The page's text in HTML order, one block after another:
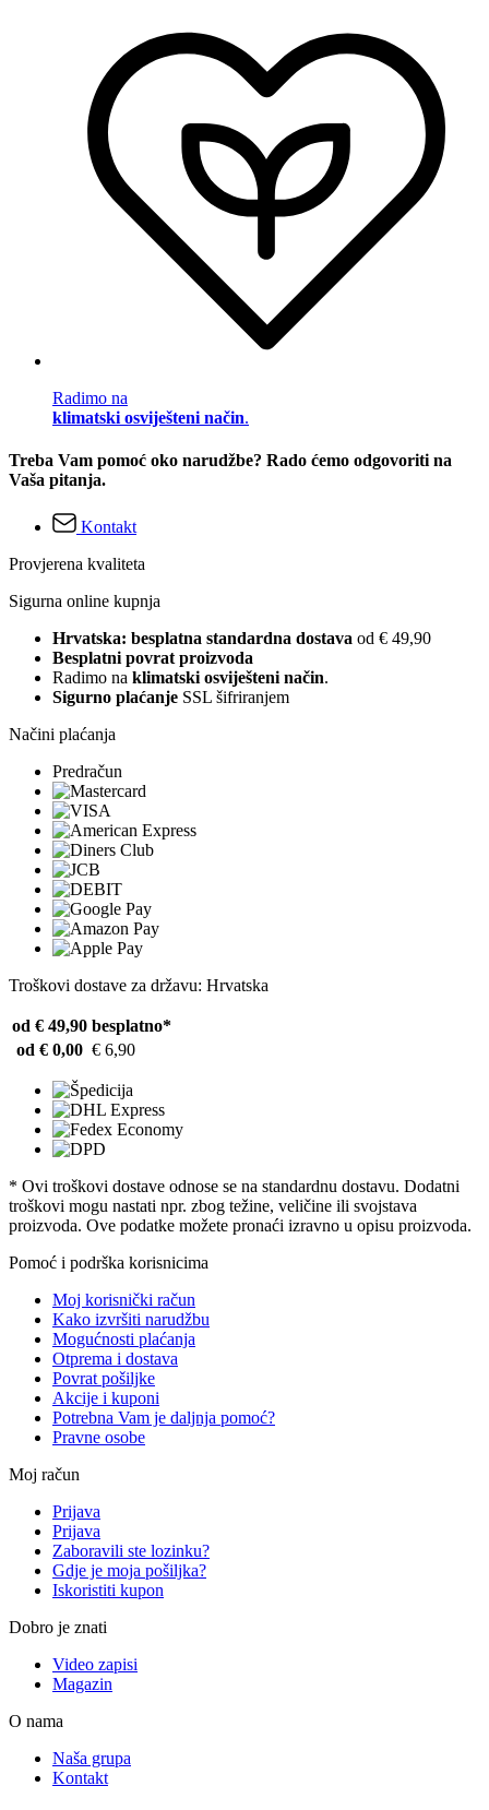
Radimo na
klimatski osviješteni način.
Treba Vam pomoć oko narudžbe? Rado ćemo odgovoriti na
Vaša pitanja.
Kontakt
Provjerena kvaliteta
Sigurna online kupnja
Hrvatska: besplatna standardna dostava od € 49,90
Besplatni povrat proizvoda
Radimo na klimatski osviješteni način.
Sigurno plaćanje SSL šifriranjem
Načini plaćanja
Predračun
Troškovi dostave za državu: Hrvatska
od € 49,90 besplatno*
od € 0,00 € 6,90
* Ovi troškovi dostave odnose se na standardnu ​​dostavu. Dodatni
troškovi mogu nastati npr. zbog težine, veličine ili svojstava
proizvoda. Ove podatke možete pronaći izravno u opisu proizvoda.
Pomoć i podrška korisnicima
Moj korisnički račun
Kako izvršiti narudžbu
Mogućnosti plaćanja
Otprema i dostava
Povrat pošiljke
Akcije i kuponi
Potrebna Vam je daljnja pomoć?
Pravne osobe
Moj račun
Prijava
Prijava
Zaboravili ste lozinku?
Gdje je moja pošiljka?
Iskoristiti kupon
Dobro je znati
Video zapisi
Magazin
O nama
Naša grupa
Kontakt